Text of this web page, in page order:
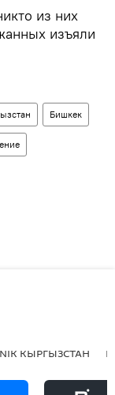
из них
изъяли
Бишкек
КЫРГЫЗСТАН